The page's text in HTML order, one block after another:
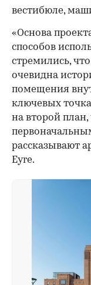
вестибюле,
«Основа
способов
стремились,
очевидна
помещения
ключевых
на второй
рассказывают
Eyre.